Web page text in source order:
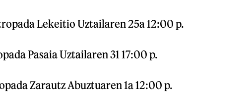
Lekeitio Uztailaren 25a 12:00 p.
Pasaia Uztailaren 31 17:00 p.
Zarautz Abuztuaren 1a 12:00 p.